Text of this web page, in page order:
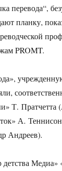
перевода“,
планку,
PROMT.
Т. Пратчетта
А.
Андреев).
Медиа»